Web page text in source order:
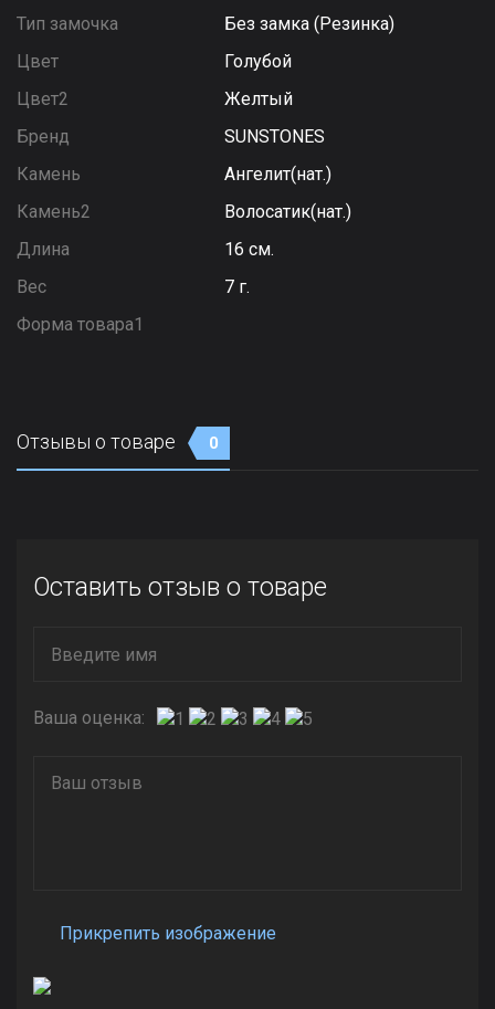
Тип замочка
Без замка (Резинка)
Цвет
Голубой
Цвет2
Желтый
Бренд
SUNSTONES
Камень
Ангелит(нат.)
Камень2
Волосатик(нат.)
Длина
16 см.
Вес
7 г.
Форма товара1
Отзывы о товаре 0
Оставить отзыв о товаре
Ваша оценка:
Прикрепить изображение